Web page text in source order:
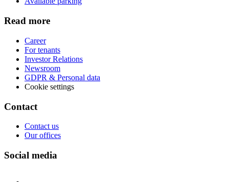
Read more
Career
For tenants
Investor Relations
Newsroom
GDPR & Personal data
Cookie settings
Contact
Contact us
Our offices
Social media